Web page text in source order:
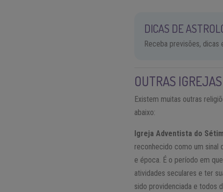
DICAS DE
Receba previsões,
OUTRAS IGREJAS
Existem muitas outras
abaixo:
Igreja Adventista do
reconhecido como um sinal
e época. É o período em
atividades seculares e ter
sido providenciada e todos